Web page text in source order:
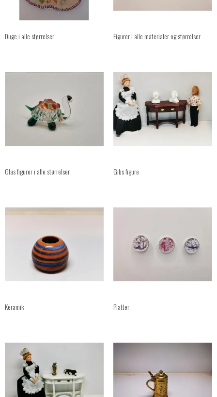
Duge i alle størrelser Figurer i alle materialer og størrelser
Glas figurer i alle størrelser Gibs figure
Keramik Platter